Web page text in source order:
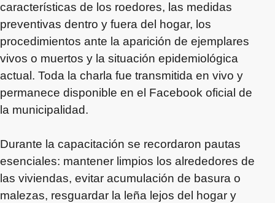
características de los roedores, las medidas
preventivas dentro y fuera del hogar, los
procedimientos ante la aparición de ejemplares
vivos o muertos y la situación epidemiológica
actual. Toda la charla fue transmitida en vivo y
permanece disponible en el Facebook oficial de
la municipalidad.
Durante la capacitación se recordaron pautas
esenciales: mantener limpios los alrededores de
las viviendas, evitar acumulación de basura o
malezas, resguardar la leña lejos del hogar y